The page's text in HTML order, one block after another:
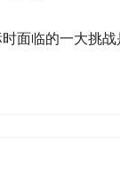
面临的一大挑战